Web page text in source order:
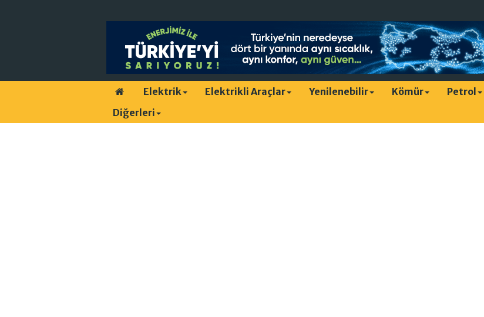
Elektrik Elektrikli Araçlar Yenilenebilir Kömür Petrol
Diğerleri